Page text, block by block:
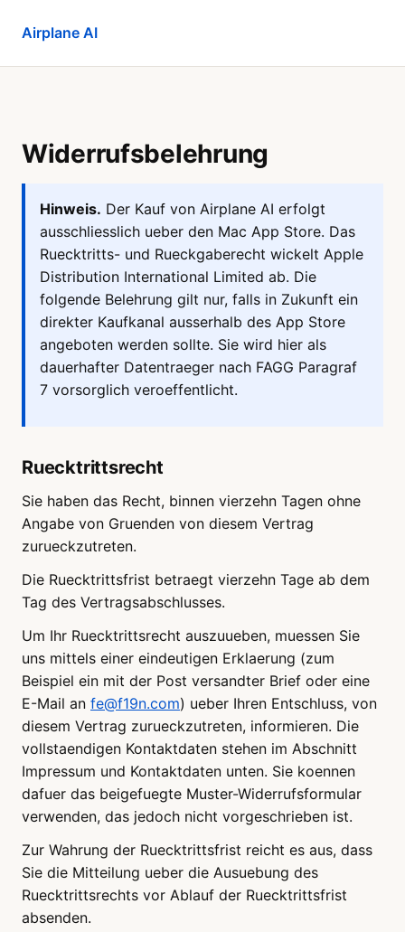
Airplane AI
Widerrufsbelehrung
Hinweis. Der Kauf von Airplane AI erfolgt
ausschliesslich ueber den Mac App Store. Das
Ruecktritts- und Rueckgaberecht wickelt Apple
Distribution International Limited ab. Die
folgende Belehrung gilt nur, falls in Zukunft ein
direkter Kaufkanal ausserhalb des App Store
angeboten werden sollte. Sie wird hier als
dauerhafter Datentraeger nach FAGG Paragraf
7 vorsorglich veroeffentlicht.
Ruecktrittsrecht
Sie haben das Recht, binnen vierzehn Tagen ohne
Angabe von Gruenden von diesem Vertrag
zurueckzutreten.
Die Ruecktrittsfrist betraegt vierzehn Tage ab dem
Tag des Vertragsabschlusses.
Um Ihr Ruecktrittsrecht auszuueben, muessen Sie
uns mittels einer eindeutigen Erklaerung (zum
Beispiel ein mit der Post versandter Brief oder eine
E-Mail an fe@f19n.com) ueber Ihren Entschluss, von
diesem Vertrag zurueckzutreten, informieren. Die
vollstaendigen Kontaktdaten stehen im Abschnitt
Impressum und Kontaktdaten unten. Sie koennen
dafuer das beigefuegte Muster-Widerrufsformular
verwenden, das jedoch nicht vorgeschrieben ist.
Zur Wahrung der Ruecktrittsfrist reicht es aus, dass
Sie die Mitteilung ueber die Ausuebung des
Ruecktrittsrechts vor Ablauf der Ruecktrittsfrist
absenden.